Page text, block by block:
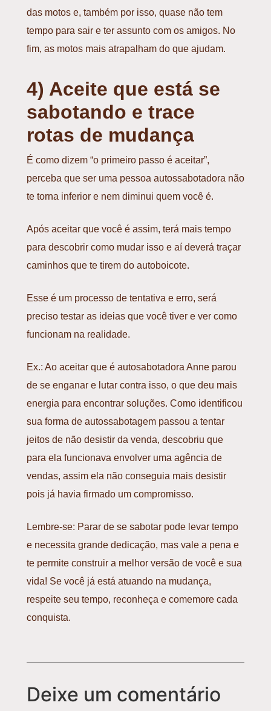
das motos e, também por isso, quase não tem
tempo para sair e ter assunto com os amigos. No
fim, as motos mais atrapalham do que ajudam.
4) Aceite que está se
sabotando e trace
rotas de mudança
É como dizem “o primeiro passo é aceitar”,
perceba que ser uma pessoa autossabotadora não
te torna inferior e nem diminui quem você é.
Após aceitar que você é assim, terá mais tempo
para descobrir como mudar isso e aí deverá traçar
caminhos que te tirem do autoboicote.
Esse é um processo de tentativa e erro, será
preciso testar as ideias que você tiver e ver como
funcionam na realidade.
Ex.: Ao aceitar que é autosabotadora Anne parou
de se enganar e lutar contra isso, o que deu mais
energia para encontrar soluções. Como identificou
sua forma de autossabotagem passou a tentar
jeitos de não desistir da venda, descobriu que
para ela funcionava envolver uma agência de
vendas, assim ela não conseguia mais desistir
pois já havia firmado um compromisso.
Lembre-se: Parar de se sabotar pode levar tempo
e necessita grande dedicação, mas vale a pena e
te permite construir a melhor versão de você e sua
vida! Se você já está atuando na mudança,
respeite seu tempo, reconheça e comemore cada
conquista.
Deixe um comentário